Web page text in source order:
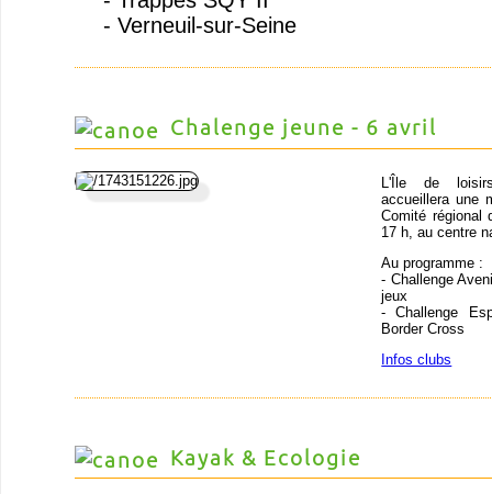
- Verneuil-sur-Seine
Chalenge jeune - 6 avril
L'Île de
accueillera une
Comité régional
17 h, au centre
Au programme :
- Challenge
jeux
- Challenge
Border Cross
Infos clubs
Kayak & Ecologie